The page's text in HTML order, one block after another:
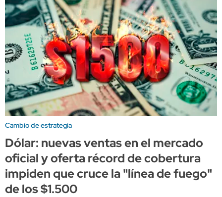
Cambio de estrategia
Dólar: nuevas ventas en el mercado
oficial y oferta récord de cobertura
impiden que cruce la "línea de fuego"
de los $1.500